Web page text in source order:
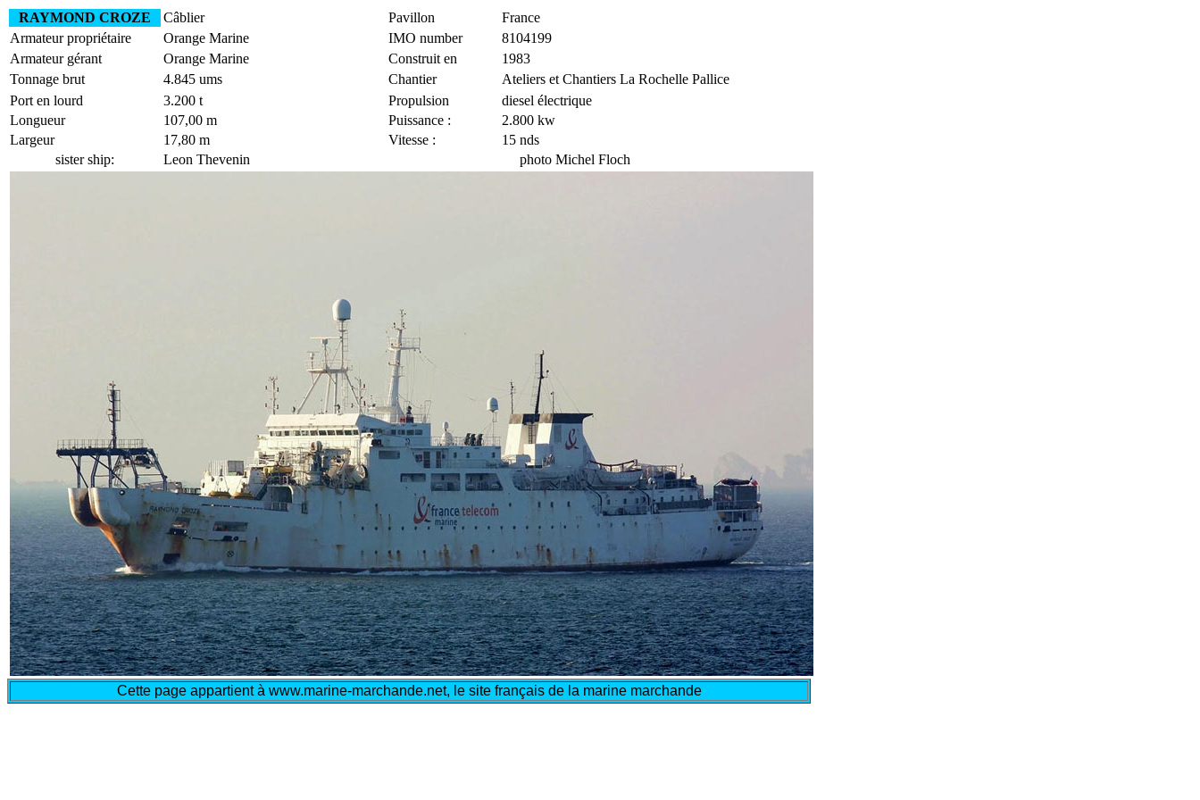
RAYMOND CROZE Câblier Pavillon
France
Armateur propriétaire
Orange Marine IMO number
8104199
Armateur gérant
Orange Marine Construit en
1983
Tonnage brut
4.845 ums Chantier
Ateliers et Chantiers La Rochelle Pallice
Port en lourd
3.200 t Propulsion
diesel électrique
Longueur
107,00 m Puissance :
2.800 kw
Largeur
17,80 m Vitesse :
15 nds
sister ship:
Leon Thevenin photo Michel Floch
Cette page appartient à www.marine-marchande.net, le site français de la marine marchande